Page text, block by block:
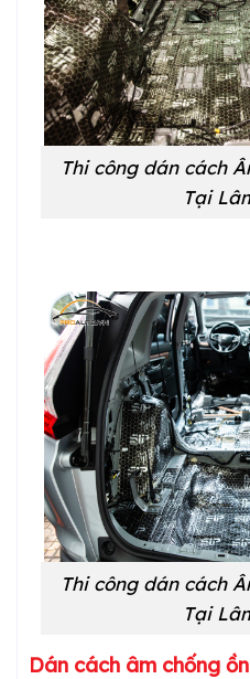
Thi công dán cách
Tại
Thi công dán cách
Tại
Dán cách âm chống